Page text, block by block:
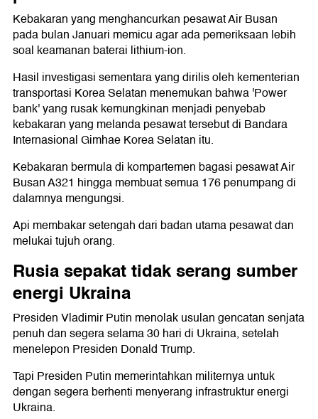
Kebakaran yang menghancurkan pesawat Air Busan
pada bulan Januari memicu agar ada pemeriksaan lebih
soal keamanan baterai lithium-ion.
Hasil investigasi sementara yang dirilis oleh kementerian
transportasi Korea Selatan menemukan bahwa 'Power
bank' yang rusak kemungkinan menjadi penyebab
kebakaran yang melanda pesawat tersebut di Bandara
Internasional Gimhae Korea Selatan itu.
Kebakaran bermula di kompartemen bagasi pesawat Air
Busan A321 hingga membuat semua 176 penumpang di
dalamnya mengungsi.
Api membakar setengah dari badan utama pesawat dan
melukai tujuh orang.
Rusia sepakat tidak serang sumber
energi Ukraina
Presiden Vladimir Putin menolak usulan gencatan senjata
penuh dan segera selama 30 hari di Ukraina, setelah
menelepon Presiden Donald Trump.
Tapi Presiden Putin memerintahkan militernya untuk
dengan segera berhenti menyerang infrastruktur energi
Ukraina.